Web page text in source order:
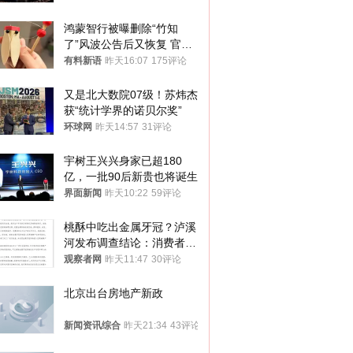
鸿蒙智行被曝删除“竹知
了”风波公告后又恢复 官媒
曾力挺：劝华为要大度的，
有料新语 昨天16:07 175评论
又是北大数院07级！苏炜杰
获“统计学界的诺贝尔奖”
环球网 昨天14:57 31评论
宇树王兴兴身家已超180
亿，一批90后新贵也将诞生
界面新闻 昨天10:22 59评论
桃酥中吃出金属牙冠？泸溪
河发布调查结论：消费者已
澄清，所发视频情况不属实
观察者网 昨天11:47 30评论
北京出台房地产新政
新闻资讯综合 昨天21:34 43评论